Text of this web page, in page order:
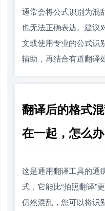
通常会将公式识别为混
也无法正确表达。建议
文或使用专业的公式识
辅助，再结合有道翻译
翻译后的格式
在一起，怎么
这是通用翻译工具的通
式，它能比“拍照翻译”
仍然混乱，您可以将识